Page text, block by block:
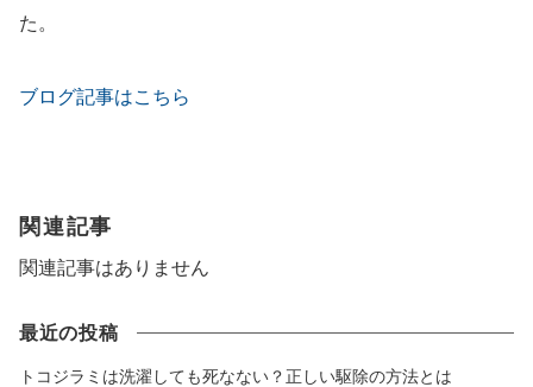
た。
ブログ記事はこちら
関連記事
関連記事はありません
最近の投稿
トコジラミは洗濯しても死なない？正しい駆除の方法とは